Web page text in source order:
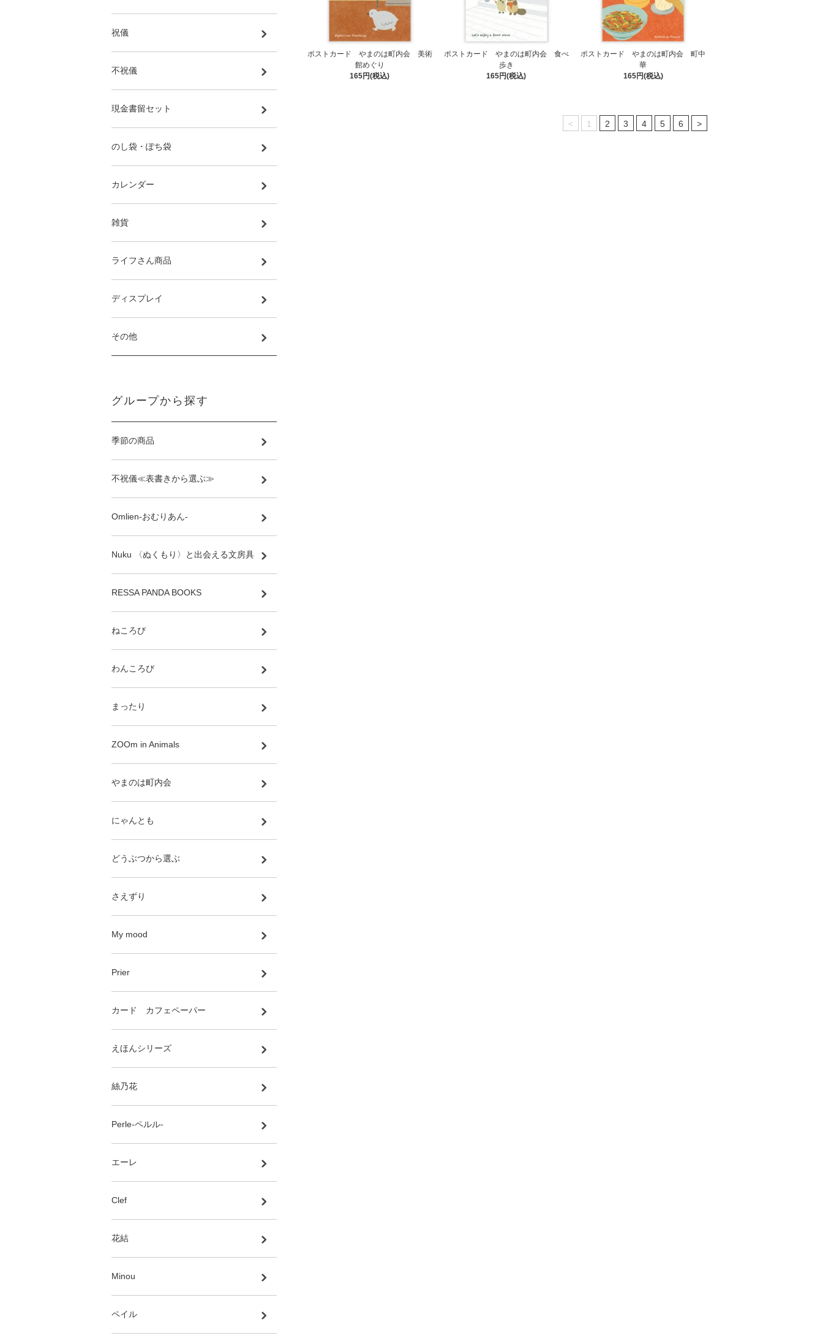
ポストカード やまのは町内会 美術
館めぐり
165円(税込)
ポストカード やまのは町内会 食べ
歩き
165円(税込)
ポストカード やまのは町内会 町中
華
165円(税込)
< 1 2 3 4 5 6 >
祝儀
不祝儀
現金書留セット
のし袋・ぽち袋
カレンダー
雑貨
ライフさん商品
ディスプレイ
その他
グループから探す
季節の商品
不祝儀≪表書きから選ぶ≫
Omlien-おむりあん-
Nuku 〈ぬくもり〉と出会える文房具
RESSA PANDA BOOKS
ねころび
わんころび
まったり
ZOOm in Animals
やまのは町内会
にゃんとも
どうぶつから選ぶ
さえずり
My mood
Prier
カード カフェペーパー
えほんシリーズ
絲乃花
Perle-ペルル-
エーレ
Clef
花結
Minou
ペイル